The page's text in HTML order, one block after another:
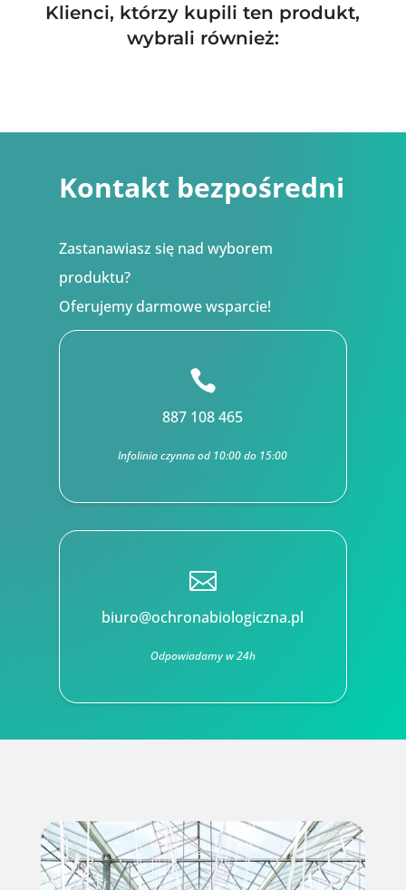
Klienci, którzy kupili ten produkt,
wybrali również:
Kontakt bezpośredni
Zastanawiasz się nad wyborem
produktu?
Oferujemy darmowe wsparcie!

887 108 465
Infolinia czynna od 10:00 do 15:00

biuro@ochronabiologiczna.pl
Odpowiadamy w 24h